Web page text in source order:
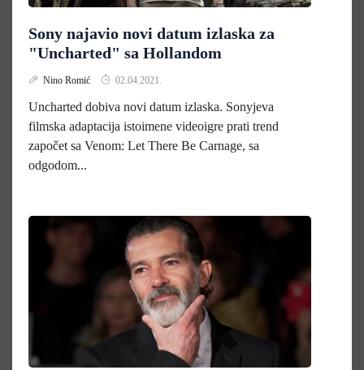
Sony najavio novi datum izlaska za
"Uncharted" sa Hollandom
Nino Romić 02.04.2021.
Uncharted dobiva novi datum izlaska. Sonyjeva
filmska adaptacija istoimene videoigre prati trend
započet sa Venom: Let There Be Carnage, sa
odgodom...